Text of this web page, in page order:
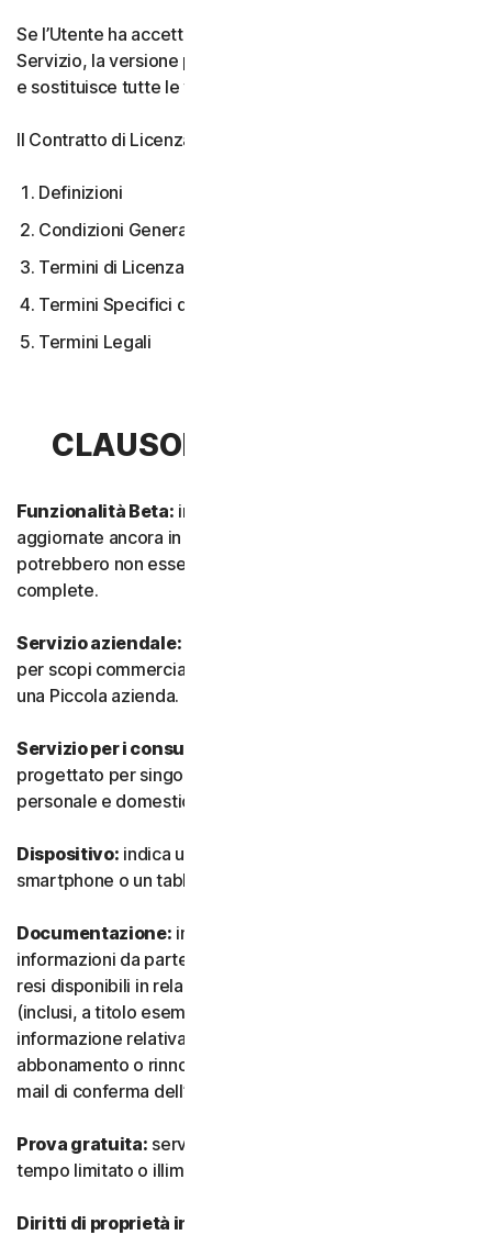
Se l’Utente ha accettato più versioni del CLS per un
Servizio, la versione più recente accettata è quella valida
e sostituisce tutte le versioni precedenti.
Il Contratto di Licenza e Servizi copre:
Definizioni
Condizioni Generali del Servizio
Termini di Licenza Software
Termini Specifici di alcuni Servizi
Termini Legali
CLAUSOLA 1 - DEFINIZIONI
Funzionalità Beta: indica funzionalità nuove e/o
aggiornate ancora in modalità test. Tali funzionalità
potrebbero non essere ancora completamente attive o
complete.
Servizio aziendale:
per scopi commerciali e destinato all’utilizzo interno in
una Piccola azienda.
Servizio per i consumatori:
progettato per singoli consumatori e destinato all’utilizzo
personale e domestico.
Dispositivo: indica un computer, un laptop, uno
smartphone o un tablet.
Documentazione: indica tutti i documenti e le
informazioni da parte nostra che accompagnano o sono
resi disponibili in relazione al Servizio e/o al Software
(inclusi, a titolo esemplificativo e non esaustivo, qualsiasi
informazione relativa a confezione, acquisto,
abbonamento o rinnovo, come un acquisto, ricevuta o e-
mail di conferma dell’iscrizione o del rinnovo).
Prova gratuita: servizio offerto su base gratuita, a
tempo limitato o illimitato.
Diritti di proprietà intellettuale: